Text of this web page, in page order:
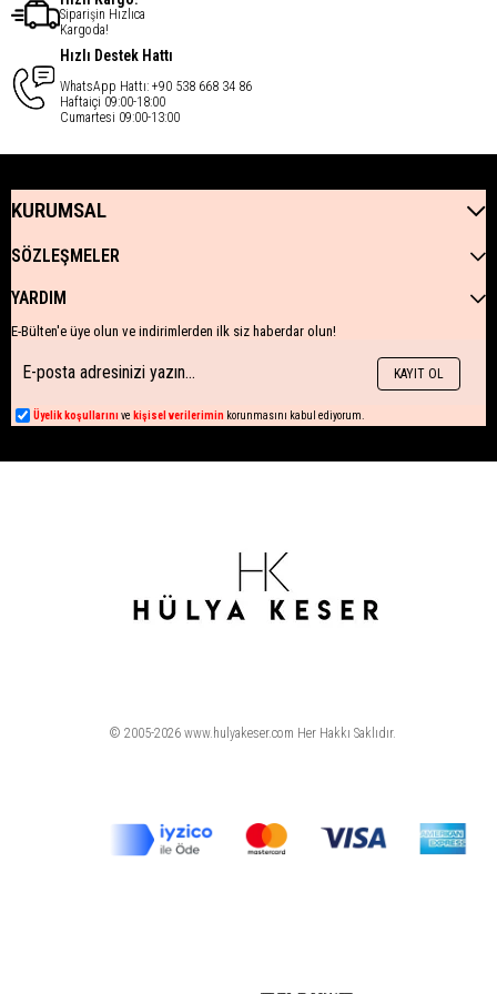
Siparişin Hızlıca
Kargoda!
Hızlı Destek Hattı
WhatsApp Hattı: +90 538 668 34 86
Haftaiçi 09:00-18:00
Cumartesi 09:00-13:00
KURUMSAL
SÖZLEŞMELER
YARDIM
E-Bülten'e üye olun ve indirimlerden ilk siz haberdar olun!
KAYIT OL
Üyelik koşullarını ve kişisel verilerimin korunmasını kabul ediyorum.
© 2005-2026 www.hulyakeser.com Her Hakkı Saklıdır.